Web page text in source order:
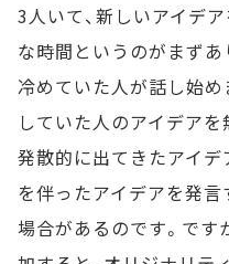
3人いて、新しいアイデ
な時間というのがまずあ
冷めていた人が話し始
していた人のアイデアを
発散的に出てきたアイデ
を伴ったアイデアを発言
場合があるのです。です